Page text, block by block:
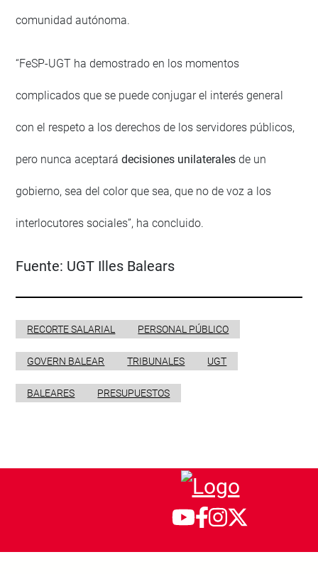
comunidad autónoma.
“FeSP-UGT ha demostrado en los momentos
complicados que se puede conjugar el interés general
con el respeto a los derechos de los servidores públicos,
pero nunca aceptarádecisiones unilateralesde un
gobierno, sea del color que sea, que no de voz a los
interlocutores sociales”, ha concluido.
Fuente: UGT Illes Balears
RECORTE SALARIAL PERSONAL PÚBLICO
GOVERN BALEAR TRIBUNALES UGT
BALEARES PRESUPUESTOS